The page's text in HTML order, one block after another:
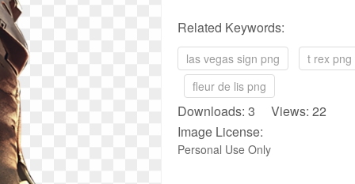
Related Keywords:
las vegas sign png
t rex png
fleur de lis png
Downloads: 3 Views: 22
Image License:
Personal Use Only